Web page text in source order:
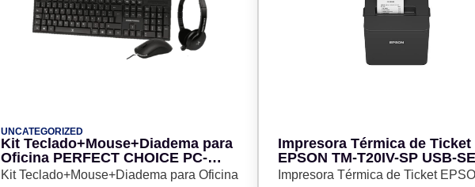
UNCATEGORIZED
Kit Teclado+Mouse+Diadema para
Oficina PERFECT CHOICE PC-
201717 - Negro, 1000 DPI
Kit Teclado+Mouse+Diadema para Oficina
Impresora Térmica de Ticket
EPSON TM-T20IV-SP USB-
RS232-ETHERNET
Impresora Térmica de Ticket